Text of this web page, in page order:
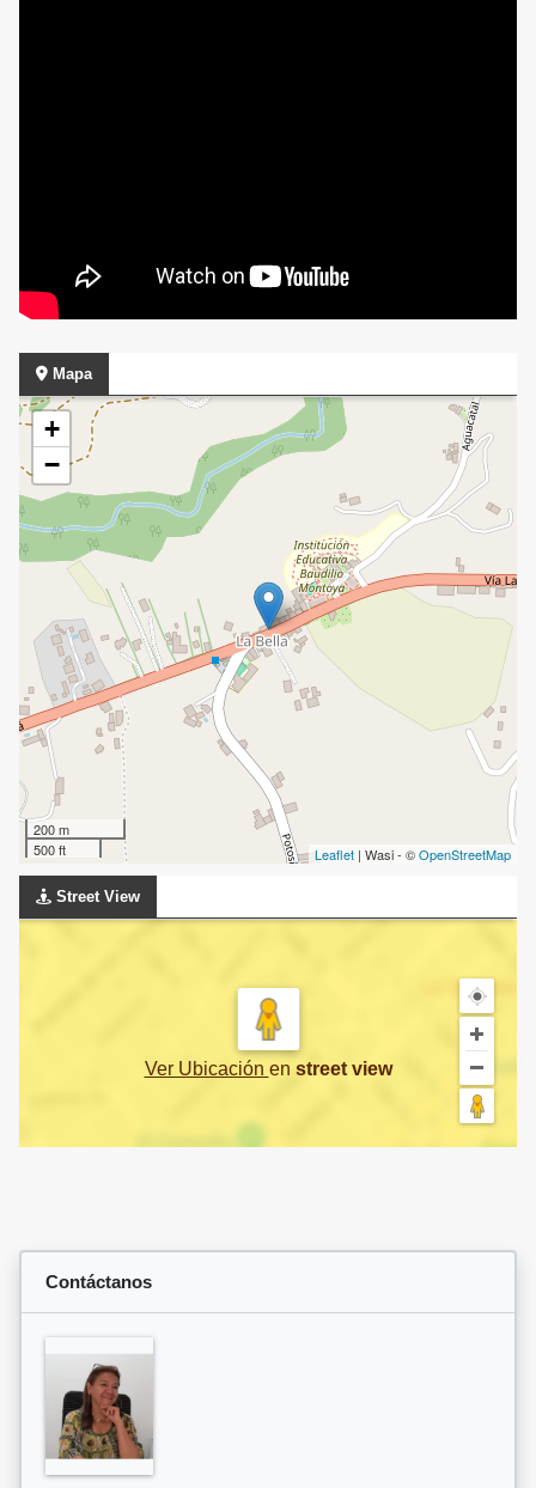
Mapa
+
−
200 m
500 ft
Leaflet | Wasi - ©OpenStreetMap
Street View
Ver Ubicación en street view
Contáctanos